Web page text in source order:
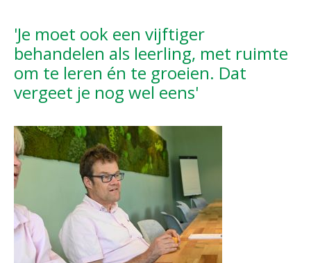
'Je moet ook een vijftiger
behandelen als leerling, met ruimte
om te leren én te groeien. Dat
vergeet je nog wel eens'